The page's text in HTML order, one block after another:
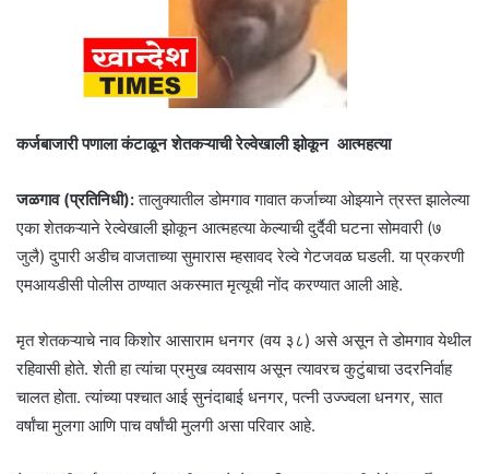
कर्जबाजारी पणाला कंटाळून शेतकऱ्याची रेल्वेखाली झोकून आत्महत्या
जळगाव (प्रतिनिधी):तालुक्यातील डोमगाव गावात कर्जाच्या ओझ्याने त्रस्त झालेल्या
एका शेतकऱ्याने रेल्वेखाली झोकून आत्महत्या केल्याची दुर्दैवी घटना सोमवारी (७
जुलै) दुपारी अडीच वाजताच्या सुमारास म्हसावद रेल्वे गेटजवळ घडली. या प्रकरणी
एमआयडीसी पोलीस ठाण्यात अकस्मात मृत्यूची नोंद करण्यात आली आहे.
मृत शेतकऱ्याचे नाव किशोर आसाराम धनगर (वय ३८) असे असून ते डोमगाव येथील
रहिवासी होते. शेती हा त्यांचा प्रमुख व्यवसाय असून त्यावरच कुटुंबाचा उदरनिर्वाह
चालत होता. त्यांच्या पश्चात आई सुनंदाबाई धनगर, पत्नी उज्ज्वला धनगर, सात
वर्षांचा मुलगा आणि पाच वर्षांची मुलगी असा परिवार आहे.